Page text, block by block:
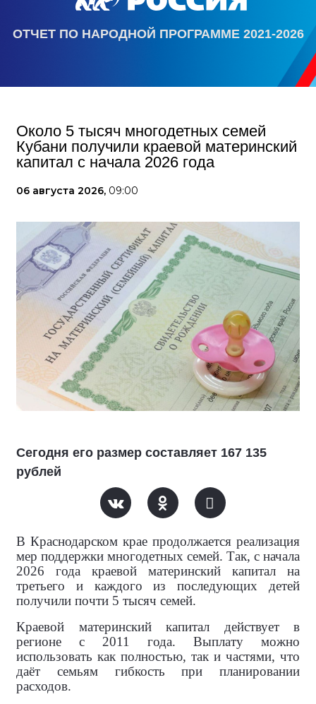
ОТЧЕТ ПО НАРОДНОЙ ПРОГРАММЕ 2021-2026
Около 5 тысяч многодетных семей
Кубани получили краевой материнский
капитал с начала 2026 года
06 августа 2026, 09:00
Сегодня его размер составляет 167 135
рублей
В Краснодарском крае продолжается реализация
мер поддержки многодетных семей. Так, с начала
2026 года краевой материнский капитал на
третьего и каждого из последующих детей
получили почти 5 тысяч семей.
Краевой материнский капитал действует в
регионе с 2011 года. Выплату можно
использовать как полностью, так и частями, что
даёт семьям гибкость при планировании
расходов.